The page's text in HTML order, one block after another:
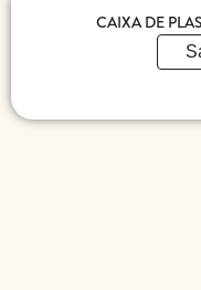
CAIXA DE